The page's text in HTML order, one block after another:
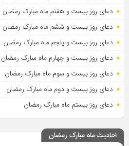
دعای روز بیست و هفتم ماه مبارک رمضان
دعای روز بیست و ششم ماه مبارک رمضان
دعای روز بیست و پنجم ماه مبارک رمضان
دعای روز بیست و چهارم ماه مبارک رمضان
دعای روز بیست و سوم ماه مبارک رمضان
دعای روز بیست و دوم ماه مبارک رمضان
دعای روز بیستم ماه مبارک رمضان
احادیث ماه مبارک رمضان